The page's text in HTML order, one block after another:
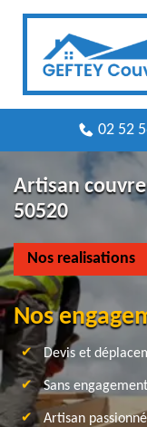
02 52
Artisan
50520
Nos realisations
Nos
Devis et
Sans engagement
Artisan passionné